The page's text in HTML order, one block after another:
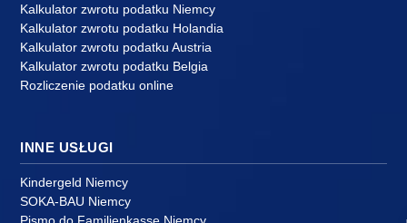
Kalkulator zwrotu podatku Niemcy
Kalkulator zwrotu podatku Holandia
Kalkulator zwrotu podatku Austria
Kalkulator zwrotu podatku Belgia
Rozliczenie podatku online
INNE USŁUGI
Kindergeld Niemcy
SOKA-BAU Niemcy